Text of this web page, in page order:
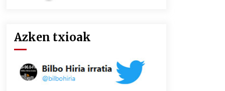
Azken txioak